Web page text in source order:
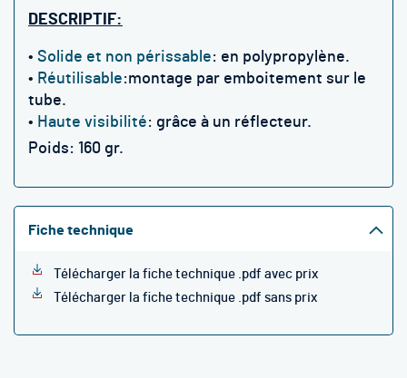
DESCRIPTIF:
• Solide et non périssable: en polypropylène.
• Réutilisable:montage par emboitement sur le
tube.
• Haute visibilité: grâce à un réflecteur.
Poids: 160 gr.
Fiche technique
Télécharger la fiche technique .pdf avec prix
Télécharger la fiche technique .pdf sans prix